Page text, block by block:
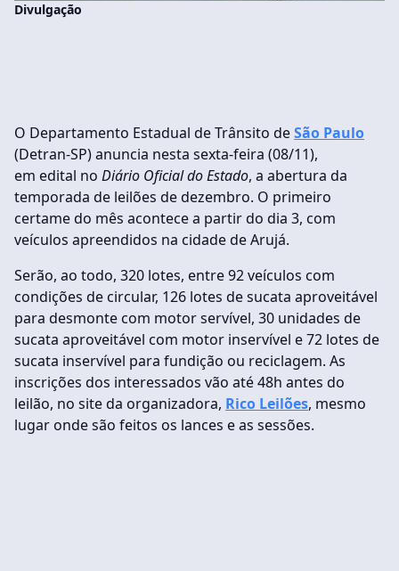
Divulgação
O Departamento Estadual de Trânsito deSão Paulo
(Detran-SP) anuncia nesta sexta-feira (08/11),
em edital no Diário Oficial do Estado, a abertura da
temporada de leilões de dezembro. O primeiro
certame do mês acontece a partir do dia 3, com
veículos apreendidos na cidade de Arujá.
Serão, ao todo, 320 lotes, entre 92 veículos com
condições de circular, 126 lotes de sucata aproveitável
para desmonte com motor servível, 30 unidades de
sucata aproveitável com motor inservível e 72 lotes de
sucata inservível para fundição ou reciclagem. As
inscrições dos interessados vão até 48h antes do
leilão, no site da organizadora, Rico Leilões, mesmo
lugar onde são feitos os lances e as sessões.